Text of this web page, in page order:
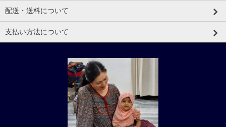
配送・送料について
支払い方法について